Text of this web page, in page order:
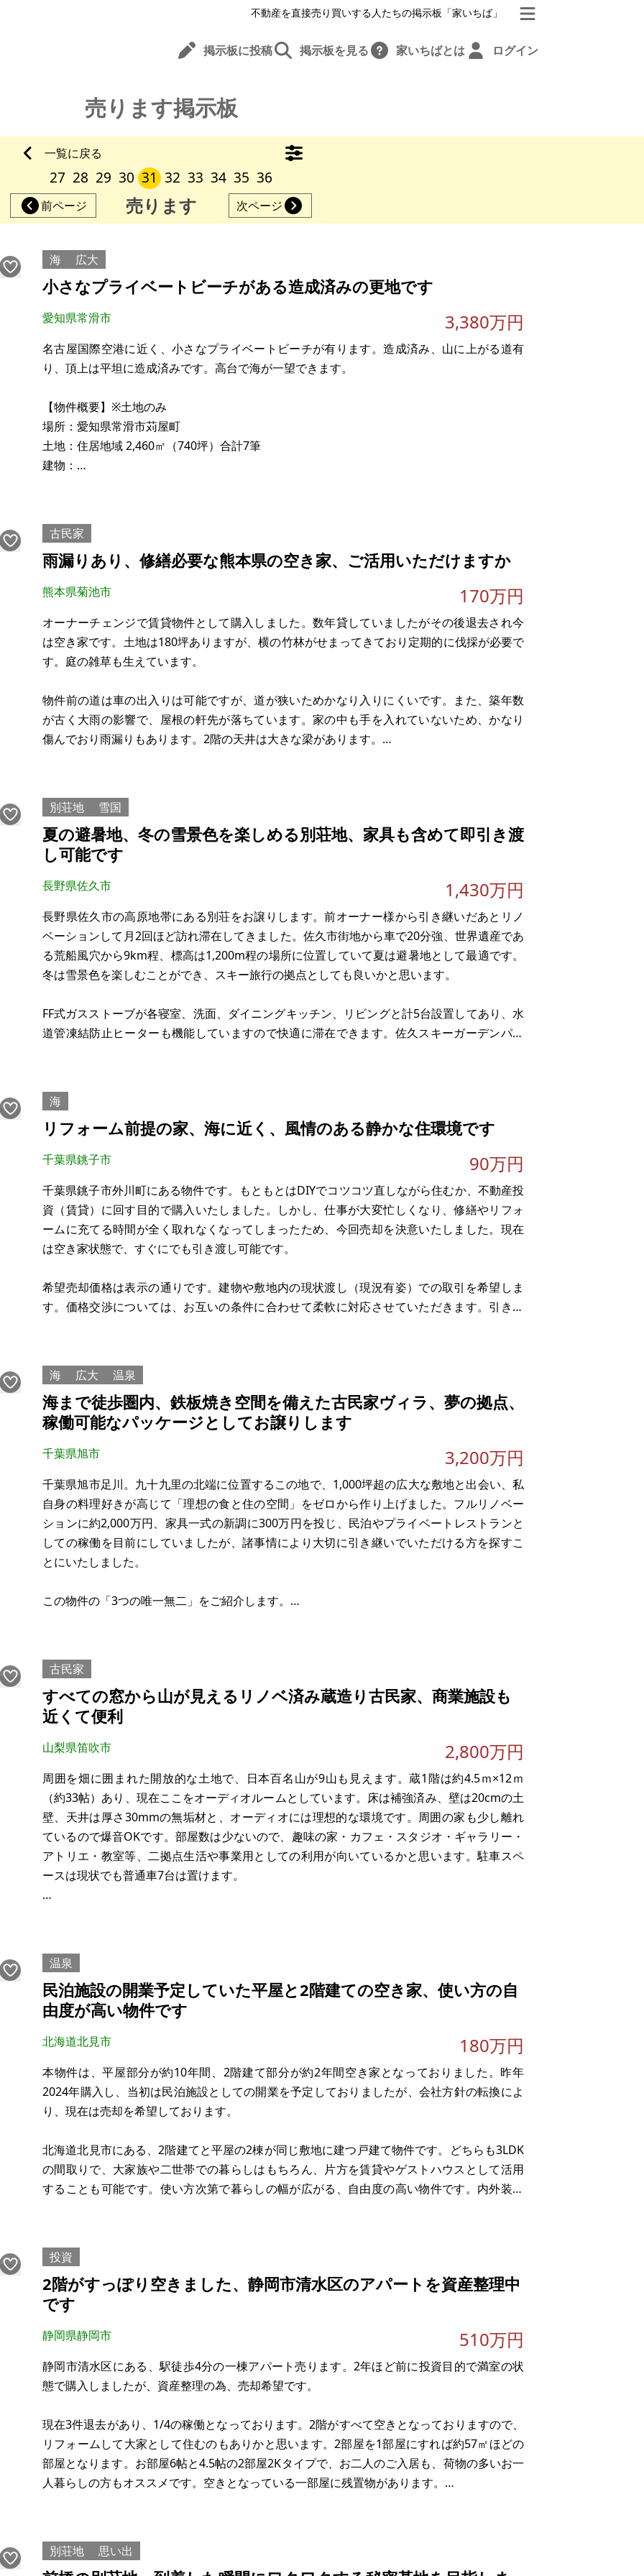
不動産を直接売り買いする人たちの掲示板「家いちば」
掲示板に投稿 掲示板を見る 家いちばとは ログイン
売ります掲示板
一覧に戻る
27 28 29 30 31 32 33 34 35 36
前ページ 売ります 次ページ
海 広大
小さなプライベートビーチがある造成済みの更地です
愛知県常滑市 3,380万円
名古屋国際空港に近く、小さなプライベートビーチが有ります。造成済み、山に上がる道有
り、頂上は平坦に造成済みです。高台で海が一望できます。
【物件概要】※土地のみ
場所：愛知県常滑市苅屋町
土地：住居地域 2,460㎡（740坪）合計7筆
建物：
希望価格：3,380万円
水道：引き込みが必要
※現状有姿、および公簿売買でのお取引きとなります。
古民家
雨漏りあり、修繕必要な熊本県の空き家、ご活用いただけますか
熊本県菊池市 170万円
オーナーチェンジで賃貸物件として購入しました。数年貸していましたがその後退去され今
は空き家です。土地は180坪ありますが、横の竹林がせまってきており定期的に伐採が必要で
す。庭の雑草も生えています。
物件前の道は車の出入りは可能ですが、道が狭いためかなり入りにくいです。また、築年数
が古く大雨の影響で、屋根の軒先が落ちています。家の中も手を入れていないため、かなり
傷んでおり雨漏りもあります。2階の天井は大きな梁があります。
別荘地 雪国
夏の避暑地、冬の雪景色を楽しめる別荘地、家具も含めて即引き渡
し可能です
長野県佐久市 1,430万円
長野県佐久市の高原地帯にある別荘をお譲りします。前オーナー様から引き継いだあとリノ
ベーションして月2回ほど訪れ滞在してきました。佐久市街地から車で20分強、世界遺産であ
る荒船風穴から9km程、標高は1,200m程の場所に位置していて夏は避暑地として最適です。
冬は雪景色を楽しむことができ、スキー旅行の拠点としても良いかと思います。
FF式ガスストーブが各寝室、洗面、ダイニングキッチン、リビングと計5台設置してあり、水
道管凍結防止ヒーターも機能していますので快適に滞在できます。佐久スキーガーデンパラ
当地は別荘地内ですが、管
海
リフォーム前提の家、海に近く、風情のある静かな住環境です
千葉県銚子市 90万円
千葉県銚子市外川町にある物件です。もともとはDIYでコツコツ直しながら住むか、不動産投
資（賃貸）に回す目的で購入いたしました。しかし、仕事が大変忙しくなり、修繕やリフォ
ームに充てる時間が全く取れなくなってしまったため、今回売却を決意いたしました。現在
は空き家状態で、すぐにでも引き渡し可能です。
希望売却価格は表示の通りです。建物や敷地内の現状渡し（現況有姿）での取引を希望しま
す。価格交渉については、お互いの条件に合わせて柔軟に対応させていただきます。引き渡
銚子市外川町という風情のある静かな環境にあり、落ち着いて暮らせる場所です
海 広大 温泉
海まで徒歩圏内、鉄板焼き空間を備えた古民家ヴィラ、夢の拠点、
稼働可能なパッケージとしてお譲りします
千葉県旭市 3,200万円
千葉県旭市足川。九十九里の北端に位置するこの地で、1,000坪超の広大な敷地と出会い、私
自身の料理好きが高じて「理想の食と住の空間」をゼロから作り上げました。フルリノベー
ションに約2,000万円、家具一式の新調に300万円を投じ、民泊やプライベートレストランと
しての稼働を目前にしていましたが、諸事情により大切に引き継いでいただける方を探すこ
とにいたしました。
この物件の「3つの唯一無二」をご紹介します。
置。キッチンには最高級の業務用鉄板、二槽シンク、食洗機、オーブン
古民家
すべての窓から山が見えるリノベ済み蔵造り古民家、商業施設も
近くて便利
山梨県笛吹市 2,800万円
周囲を畑に囲まれた開放的な土地で、日本百名山が9山も見えます。蔵1階は約4.5ｍ×12ｍ
（約33帖）あり、現在ここをオーディオルームとしています。床は補強済み、壁は20cmの土
壁、天井は厚さ30mmの無垢材と、オーディオには理想的な環境です。周囲の家も少し離れ
ているので爆音OKです。部屋数は少ないので、趣味の家・カフェ・スタジオ・ギャラリー・
アトリエ・教室等、二拠点生活や事業用としての利用が向いているかと思います。駐車スペ
ースは現状でも普通車7台は置けます。
所。システムキッチンは少し古めで痛みがありま
温泉
民泊施設の開業予定していた平屋と2階建ての空き家、使い方の自
由度が高い物件です
北海道北見市 180万円
本物件は、平屋部分が約10年間、2階建て部分が約2年間空き家となっておりました。昨年
2024年購入し、当初は民泊施設としての開業を予定しておりましたが、会社方針の転換によ
り、現在は売却を希望しております。
北海道北見市にある、2階建てと平屋の2棟が同じ敷地に建つ戸建て物件です。どちらも3LDK
の間取りで、大家族や二世帯での暮らしはもちろん、片方を賃貸やゲストハウスとして活用
することも可能です。使い方次第で暮らしの幅が広がる、自由度の高い物件です。内外装の
周辺には温根湯温泉をは
投資
2階がすっぽり空きました、静岡市清水区のアパートを資産整理中
です
静岡県静岡市 510万円
静岡市清水区にある、駅徒歩4分の一棟アパート売ります。2年ほど前に投資目的で満室の状
態で購入しましたが、資産整理の為、売却希望です。
現在3件退去があり、1/4の稼働となっております。2階がすべて空きとなっておりますので、
リフォームして大家として住むのもありかと思います。2部屋を1部屋にすれば約57㎡ほどの
部屋となります。お部屋6帖と4.5帖の2部屋2Kタイプで、お二人のご入居も、荷物の多いお一
人暮らしの方もオススメです。空きとなっている一部屋に残置物があります。
楽チンです。静鉄ストア（徒歩2分）やセブ
別荘地 思い出